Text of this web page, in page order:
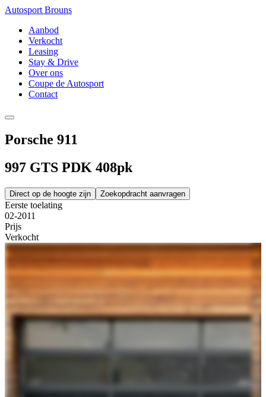
Autosport Brouns
Aanbod
Verkocht
Leasing
Stay & Drive
Over ons
Coupe de Autosport
Contact
Porsche 911
997 GTS PDK 408pk
Direct op de hoogte zijn Zoekopdracht aanvragen
Eerste toelating
02-2011
Prijs
Verkocht